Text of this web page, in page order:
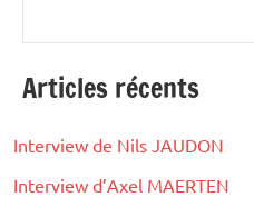
Articles récents
Interview de Nils JAUDON
Interview d’Axel MAERTEN